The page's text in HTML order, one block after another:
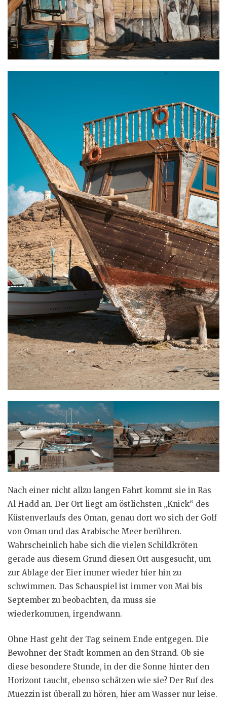
Nach einer nicht allzu langen Fahrt kommt sie in Ras
Al Hadd an. Der Ort liegt am östlichsten „Knick“ des
Küstenverlaufs des Oman, genau dort wo sich der Golf
von Oman und das Arabische Meer berühren.
Wahrscheinlich habe sich die vielen Schildkröten
gerade aus diesem Grund diesen Ort ausgesucht, um
zur Ablage der Eier immer wieder hier hin zu
schwimmen. Das Schauspiel ist immer von Mai bis
September zu beobachten, da muss sie
wiederkommen, irgendwann.
Ohne Hast geht der Tag seinem Ende entgegen. Die
Bewohner der Stadt kommen an den Strand. Ob sie
diese besondere Stunde, in der die Sonne hinter den
Horizont taucht, ebenso schätzen wie sie? Der Ruf des
Muezzin ist überall zu hören, hier am Wasser nur leise.